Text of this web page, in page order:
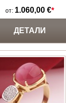
от: 1.060,00 €*
ДЕТАЛИ